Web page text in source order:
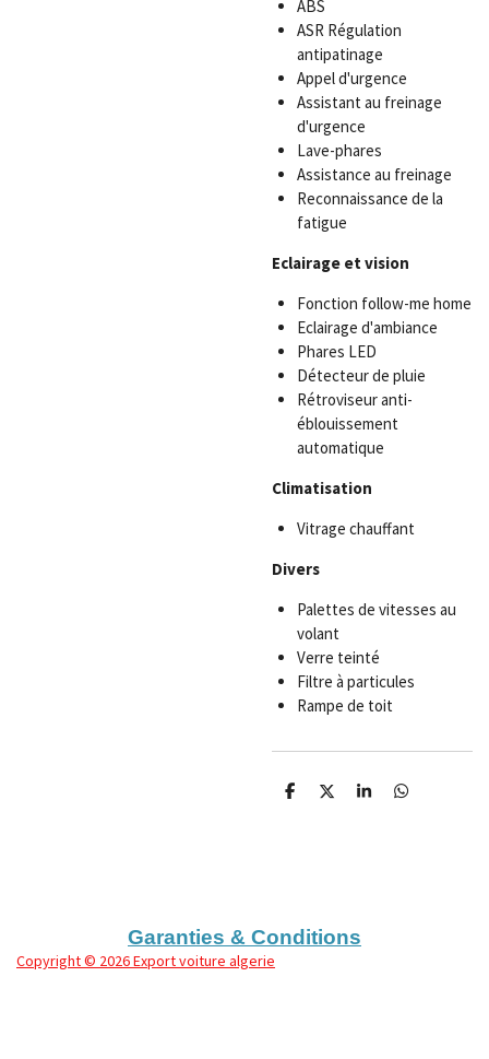
ABS
ASR Régulation
antipatinage
Appel d'urgence
Assistant au freinage
d'urgence
Lave-phares
Assistance au freinage
Reconnaissance de la
fatigue
Eclairage et vision
Fonction follow-me home
Eclairage d'ambiance
Phares LED
Détecteur de pluie
Rétroviseur anti-
éblouissement
automatique
Climatisation
Vitrage chauffant
Divers
Palettes de vitesses au
volant
Verre teinté
Filtre à particules
Rampe de toit
P
P
P
P
Garanties & Conditions
Copyright© 2026 Export voiture algerie